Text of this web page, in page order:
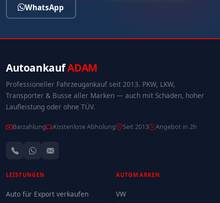
WhatsApp
AutoankaufADAM
Professioneller Fahrzeugankauf seit 2013. PKW, LKW,
Transporter & Busse aller Marken — auch mit Schäden, hoher
Laufleistung oder ohne TÜV.
Barzahlung Kostenlose Abholung Seit 2013 Angebot in 2h
LEISTUNGEN
Auto für Export verkaufen
AUTOMARKEN
VW